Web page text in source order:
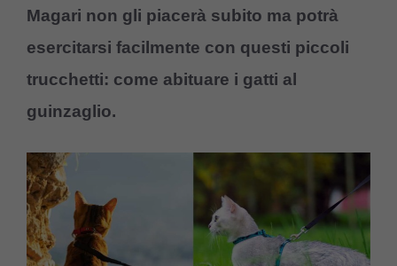
Magari non gli piacerà subito ma potrà
esercitarsi facilmente con questi piccoli
trucchetti: come abituare i gatti al
guinzaglio.